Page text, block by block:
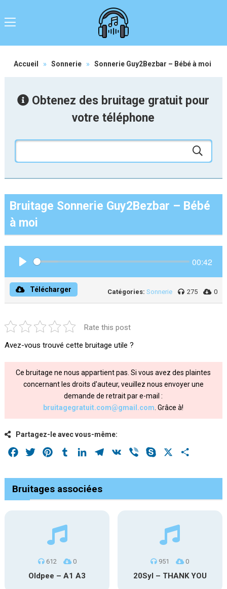
Accueil » Sonnerie » Sonnerie Guy2Bezbar – Bébé à moi
Obtenez des bruitage gratuit pour
votre téléphone
Bruitage Sonnerie Guy2Bezbar – Bébé
à moi
00:42
Télécharger Catégories: Sonnerie 275 0
Rate this post
Avez-vous trouvé cette bruitage utile ?
Ce bruitage ne nous appartient pas. Si vous avez des plaintes
concernant les droits d'auteur, veuillez nous envoyer une
demande de retrait par e-mail :
bruitagegratuit.com@gmail.com . Grâce à!
Partagez-le avec vous-même:
Facebook
Twitter PinterestTumblrLinkedInTelegram
VK Viber Skype
Bruitages associées
612 0
Oldpee – A1 A3
951 0
20Syl – THANK YOU